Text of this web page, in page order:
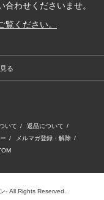
わせくださいませ。
ください。
る
いて / 返品について /
/ メルマガ登録・解除 /
- All Rights Reserved.